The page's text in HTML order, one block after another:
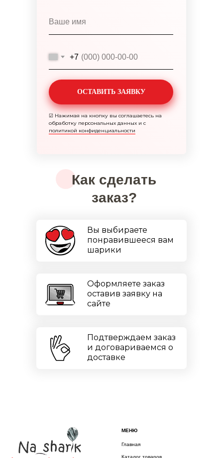
+7
ОСТАВИТЬ ЗАЯВКУ
Как сделать
заказ?
Оформляете заказ
оставив заявку на
сайте
Подтверждаем заказ
и договариваемся о
доставке
Вы выбираете
понравившееся вам
шарики
☑ Нажимая на кнопку вы соглашаетесь на
обработку персональных данных и с
политикой конфиденциальности
МЕНЮ
Главная
Каталог товаров